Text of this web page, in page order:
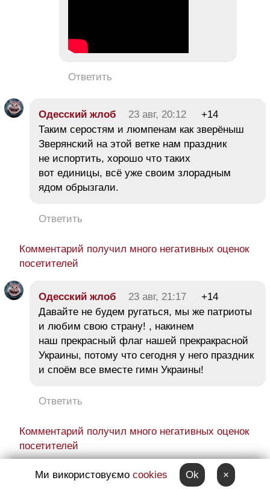
Ответить
Одесский жлоб 23 авг, 20:12
+14
Таким серостям и люмпенам как зверёныш
Зверянский на этой ветке нам праздник
не испортить, хорошо что таких
вот единицы, всё уже своим злорадным
ядом обрызгали.
Ответить
Комментарий получил много негативных оценок
посетителей
Одесский жлоб 23 авг, 21:17
+14
Давайте не будем ругаться, мы же патриоты
и любим свою страну! , накинем
наш прекрасный флаг нашей прекракрасной
Украины, потому что сегодня у него праздник
и споём все вместе гимн Украины!
Ответить
Комментарий получил много негативных оценок
посетителей
36 ответов →
Ми використовуємо cookies Ok ×